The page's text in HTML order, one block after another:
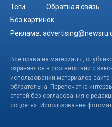
Теги Обратная связь
Без картинок
Реклама:
Все права на материалы,
охраняются в соответствии с
использовании материалов сайта
обязательна. Перепечатка
статей без согласования с
соцсетях. Использование